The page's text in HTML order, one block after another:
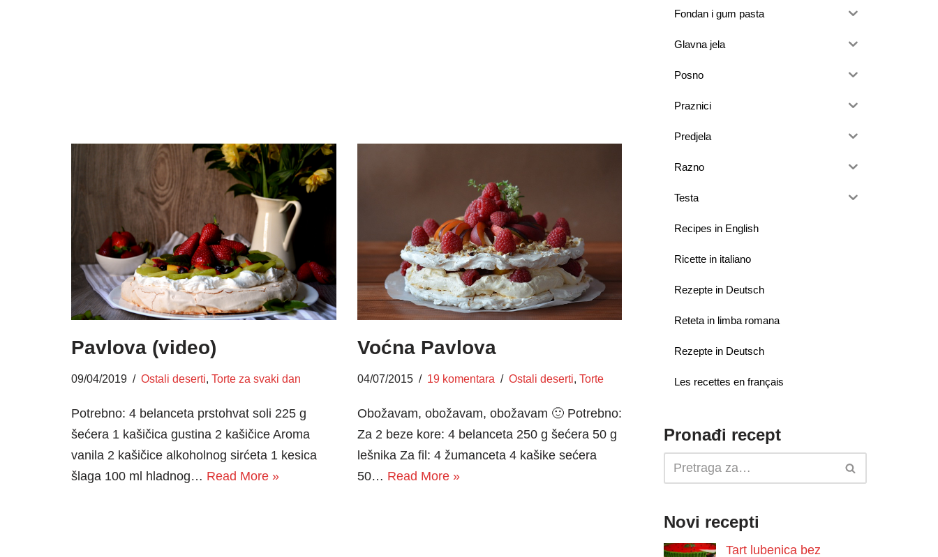
Pavlova (video)
09/04/2019 Ostali deserti, Torte za svaki dan
Potrebno: 4 belanceta prstohvat soli 225 g
šećera 1 kašičica gustina 2 kašičice Aroma
vanila 2 kašičice alkoholnog sirćeta 1 kesica
šlaga 100 ml hladnog… Read More »
Voćna Pavlova
04/07/2015 19 komentara Ostali deserti, Torte
Obožavam, obožavam, obožavam 🙂 Potrebno:
Za 2 beze kore: 4 belanceta 250 g šećera 50 g
lešnika Za fil: 4 žumanceta 4 kašike sećera
50… Read More »
Fondan i gum pasta
Glavna jela
Posno
Praznici
Predjela
Razno
Testa
Recipes in English
Ricette in italiano
Rezepte in Deutsch
Reteta in limba romana
Rezepte in Deutsch
Les recettes en français
Pronađi recept
Novi recepti
Tart lubenica bez